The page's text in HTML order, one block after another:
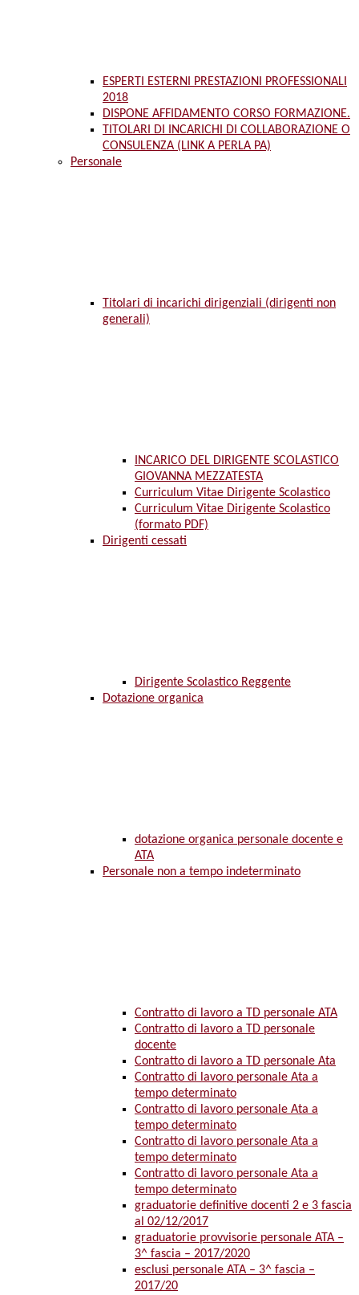
ESPERTI ESTERNI PRESTAZIONI PROFESSIONALI
2018
DISPONE AFFIDAMENTO CORSO FORMAZIONE.
TITOLARI DI INCARICHI DI COLLABORAZIONE O
CONSULENZA (LINK A PERLA PA)
Personale
Titolari di incarichi dirigenziali (dirigenti non
generali)
INCARICO DEL DIRIGENTE SCOLASTICO
GIOVANNA MEZZATESTA
Curriculum Vitae Dirigente Scolastico
Curriculum Vitae Dirigente Scolastico
(formato PDF)
Dirigenti cessati
Dirigente Scolastico Reggente
Dotazione organica
dotazione organica personale docente e
ATA
Personale non a tempo indeterminato
Contratto di lavoro a TD personale ATA
Contratto di lavoro a TD personale
docente
Contratto di lavoro a TD personale Ata
Contratto di lavoro personale Ata a
tempo determinato
Contratto di lavoro personale Ata a
tempo determinato
Contratto di lavoro personale Ata a
tempo determinato
Contratto di lavoro personale Ata a
tempo determinato
graduatorie definitive docenti 2 e 3 fascia
al 02/12/2017
graduatorie provvisorie personale ATA –
3^ fascia – 2017/2020
esclusi personale ATA – 3^ fascia –
2017/20